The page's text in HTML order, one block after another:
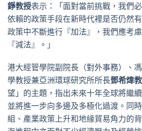
錚教授表示：「面對當前挑戰，我們
依賴的政策手段在新時代裡是否仍然
政策中不斷進行『加法』，我們應考
『減法』。」
港大經管學院副院長（對外事務）、
學教授兼亞洲環球研究所所長鄧希煒
望」的主題，指出未來十年全球將繼
並將進一步向多邊及多極化過渡。同
組、產業政策上升和地緣貿易角力的